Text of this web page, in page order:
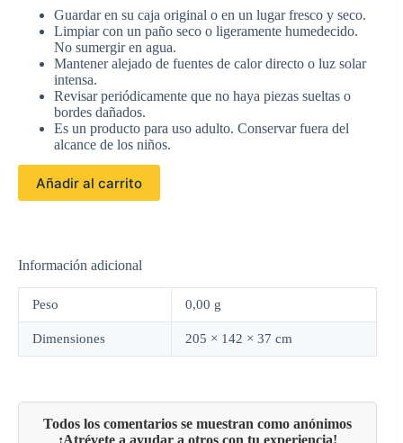
Guardar en su caja original o en un lugar fresco y seco.
Limpiar con un paño seco o ligeramente humedecido.
No sumergir en agua.
Mantener alejado de fuentes de calor directo o luz solar
intensa.
Revisar periódicamente que no haya piezas sueltas o
bordes dañados.
Es un producto para uso adulto. Conservar fuera del
alcance de los niños.
Añadir al carrito
Información adicional
Peso 0,00 g
Dimensiones 205 × 142 × 37 cm